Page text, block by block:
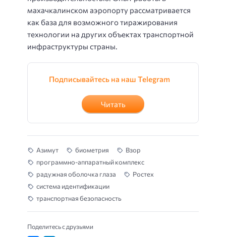
махачкалинском аэропорту рассматривается
как база для возможного тиражирования
технологии на других объектах транспортной
инфраструктуры страны.
Подписывайтесь на наш Telegram
Читать
Азимут биометрия
Взор
программно-аппаратный комплекс
радужная оболочка глаза
Ростех
система идентификации
транспортная безопасность
Поделитесь с друзьями